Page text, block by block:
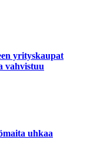
yrityskaupat
vahvistuu
uhkaa